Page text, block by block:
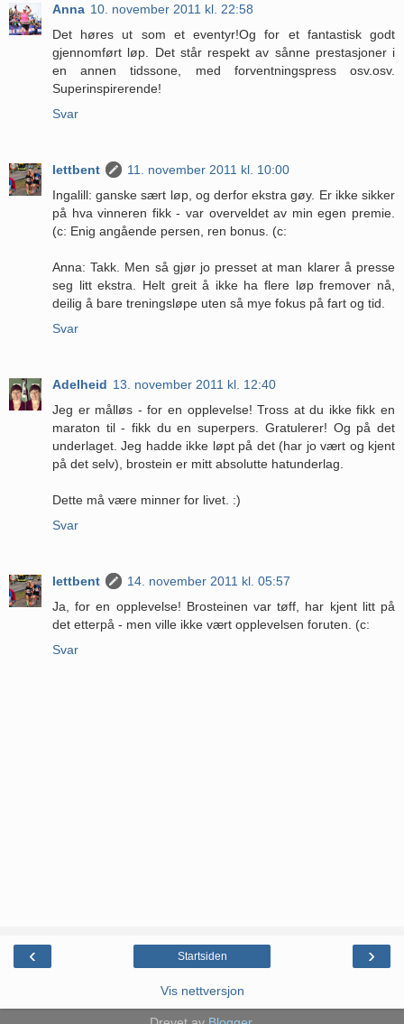
Anna 10. november 2011 kl. 22:58
Det høres ut som et eventyr!Og for et fantastisk godt
gjennomført løp. Det står respekt av sånne prestasjoner i
en annen tidssone, med forventningspress osv.osv.
Superinspirerende!
Svar
lettbent
11. november 2011 kl. 10:00
Ingalill: ganske sært løp, og derfor ekstra gøy. Er ikke sikker
på hva vinneren fikk - var overveldet av min egen premie.
(c: Enig angående persen, ren bonus. (c:
Anna: Takk. Men så gjør jo presset at man klarer å presse
seg litt ekstra. Helt greit å ikke ha flere løp fremover nå,
deilig å bare treningsløpe uten så mye fokus på fart og tid.
Svar
Adelheid 13. november 2011 kl. 12:40
Jeg er målløs - for en opplevelse! Tross at du ikke fikk en
maraton til - fikk du en superpers. Gratulerer! Og på det
underlaget. Jeg hadde ikke løpt på det (har jo vært og kjent
på det selv), brostein er mitt absolutte hatunderlag.
Dette må være minner for livet. :)
Svar
lettbent
14. november 2011 kl. 05:57
Ja, for en opplevelse! Brosteinen var tøff, har kjent litt på
det etterpå - men ville ikke vært opplevelsen foruten. (c:
Svar
‹ ›
Startsiden
Vis nettversjon